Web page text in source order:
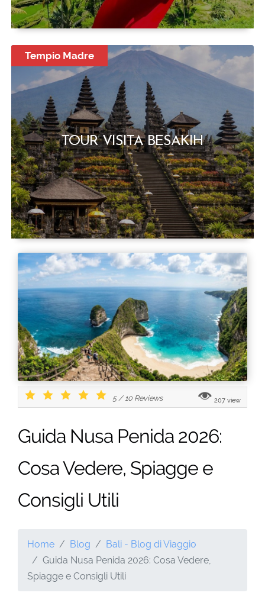
TOUR VISITA BESAKIH
Tempio Madre
5/ 10 Reviews 207 view
Guida Nusa Penida 2026:
Cosa Vedere, Spiagge e
Consigli Utili
Home Blog
Bali - Blog di Viaggio
Guida Nusa Penida 2026: Cosa Vedere,
Spiagge e Consigli Utili